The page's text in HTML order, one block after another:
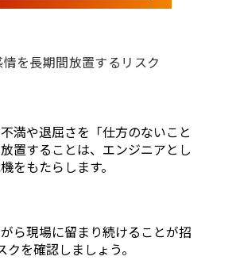
を長期間放置するリスク
満や退屈さを「仕方のないこと
置することは、エンジニアとし
をもたらします。
ら現場に留まり続けることが招
を確認しましょう。